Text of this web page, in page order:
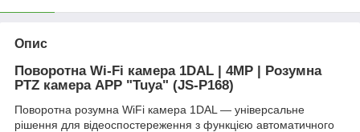
Опис
Поворотна Wi-Fi камера 1DAL | 4MP | Розумна
PTZ камера APP "Tuya" (JS-P168)
Поворотна розумна WiFi камера 1DAL — універсальне
рішення для відеоспостереження з функцією автоматичного